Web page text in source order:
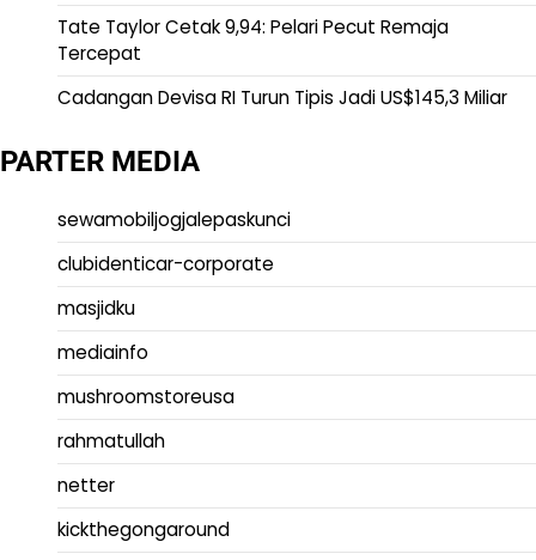
Tate Taylor Cetak 9,94: Pelari Pecut Remaja
Tercepat
Cadangan Devisa RI Turun Tipis Jadi US$145,3 Miliar
PARTER MEDIA
sewamobiljogjalepaskunci
clubidenticar-corporate
masjidku
mediainfo
mushroomstoreusa
rahmatullah
netter
kickthegongaround